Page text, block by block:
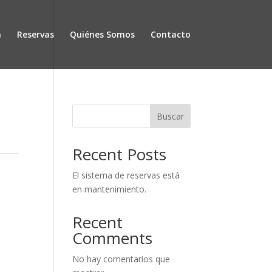
Reservas Quiénes Somos Contacto
Buscar
Recent Posts
El sistema de reservas está
en mantenimiento.
Recent
Comments
No hay comentarios que